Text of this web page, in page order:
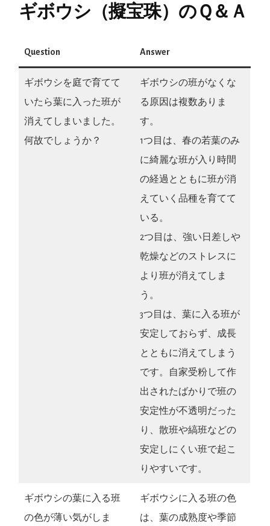
ギボウシ（擬宝珠）のＱ＆Ａ
Question Answer
ギボウシを庭で育てて
いたら葉に入った班が
消えてしまいました。
何故でしょうか？
ギボウシの班がなくな
る原因は複数ありま
す。
1つ目は、春の若葉のみ
に綺麗な班が入り時間
の経過とともに班が消
えていく品種を育てて
いる。
2つ目は、強い日差しや
乾燥などのストレスに
より班が消えてしま
う。
3つ目は、葉に入る班が
安定しておらず、成長
とともに消えてしまう
です。自家受粉して作
出されたばかりで班の
安定性が不透明だった
り、散班や縞班などの
安定しにくい班で起こ
りやすいです。
ギボウシの葉に入る班
の色が薄い気がしま
ギボウシに入る班の色
は、葉の成熟度や季節